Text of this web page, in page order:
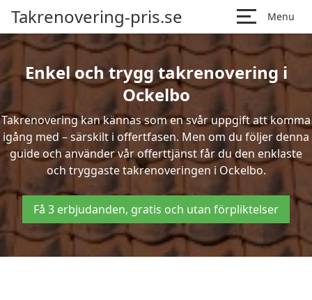
Takrenovering-pris.se Menu
Enkel och trygg takrenovering i
Ockelbo
Takrenovering kan kännas som en svår uppgift att komma
igång med – särskilt i offertfasen. Men om du följer denna
guide och använder vår offerttjänst får du den enklaste
och tryggaste takrenoveringen i Ockelbo.
Få 3 erbjudanden, gratis och utan förpliktelser